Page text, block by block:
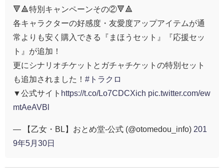
🔻🔺特別キャンペーンその②🔻🔺
各キャラクターの好感度・友愛度アップアイテムが通
常よりも安く購入できる『まほうセット』『応援セッ
ト』が追加！
更にシナリオチケットとガチャチケットの特別セット
も追加されました！ #トラクロ
▼公式サイト https://t.co/Lo7CDCXich pic.twitter.com/ew
mtAeAVBl
— 【乙女・BL】おとめ堂-公式 (@otomedou_info) 201
9年5月30日